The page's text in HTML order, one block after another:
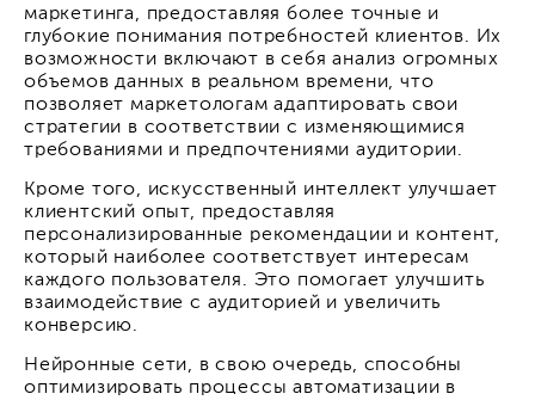
маркетинга, предоставляя более точные и
глубокие понимания потребностей клиентов. Их
возможности включают в себя анализ огромных
объемов данных в реальном времени, что
позволяет маркетологам адаптировать свои
стратегии в соответствии с изменяющимися
требованиями и предпочтениями аудитории.
Кроме того, искусственный интеллект улучшает
клиентский опыт, предоставляя
персонализированные рекомендации и контент,
который наиболее соответствует интересам
каждого пользователя. Это помогает улучшить
взаимодействие с аудиторией и увеличить
конверсию.
Нейронные сети, в свою очередь, способны
оптимизировать процессы автоматизации в